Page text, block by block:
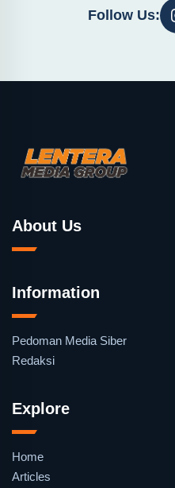
Follow Us:
About Us
Information
Pedoman Media Siber
Redaksi
Explore
Home
Articles